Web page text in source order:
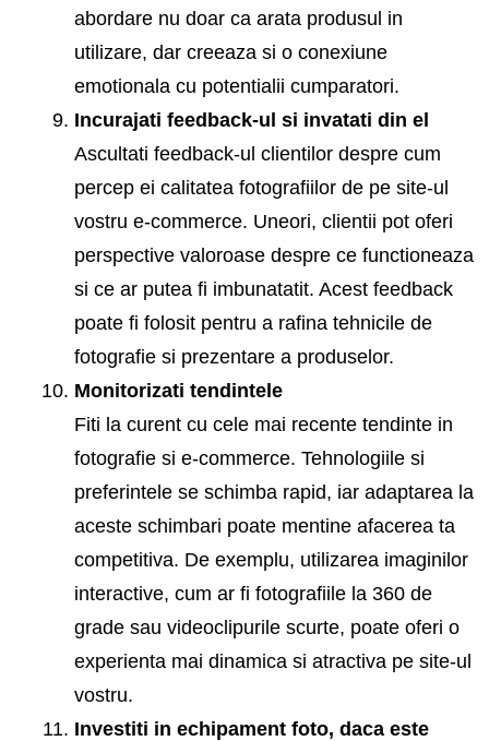
abordare nu doar ca arata produsul in
utilizare, dar creeaza si o conexiune
emotionala cu potentialii cumparatori.
Incurajati feedback-ul si invatati din el
Ascultati feedback-ul clientilor despre cum
percep ei calitatea fotografiilor de pe site-ul
vostru e-commerce. Uneori, clientii pot oferi
perspective valoroase despre ce functioneaza
si ce ar putea fi imbunatatit. Acest feedback
poate fi folosit pentru a rafina tehnicile de
fotografie si prezentare a produselor.
Monitorizati tendintele
Fiti la curent cu cele mai recente tendinte in
fotografie si e-commerce. Tehnologiile si
preferintele se schimba rapid, iar adaptarea la
aceste schimbari poate mentine afacerea ta
competitiva. De exemplu, utilizarea imaginilor
interactive, cum ar fi fotografiile la 360 de
grade sau videoclipurile scurte, poate oferi o
experienta mai dinamica si atractiva pe site-ul
vostru.
Investiti in echipament foto, daca este